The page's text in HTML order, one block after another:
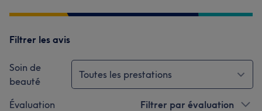
Filtrer les avis
Soin de
beauté
Toutes les prestations
Évaluation Filtrer par évaluation